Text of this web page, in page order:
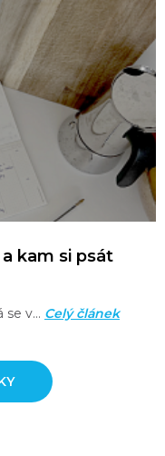
kam si psát
se v… Celý článek